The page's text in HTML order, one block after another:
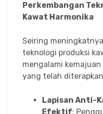
Perkembangan
Kawat Harmonika
Seiring
teknologi produksi
mengalami
yang telah
Lapisan Anti-
Efektif: